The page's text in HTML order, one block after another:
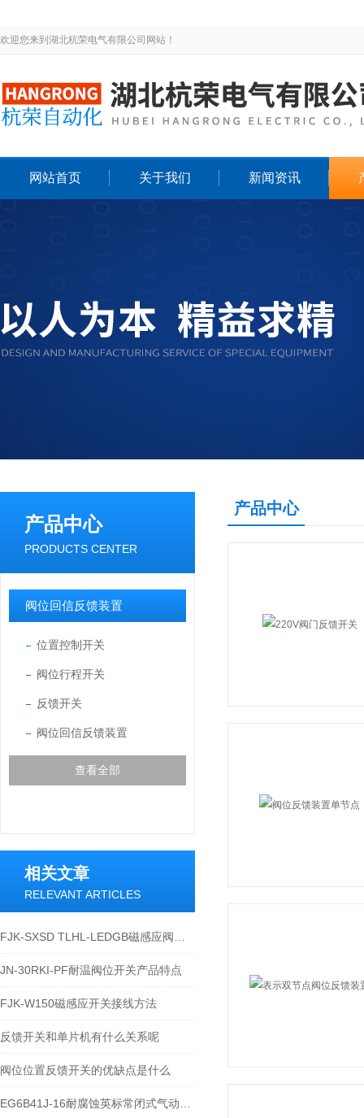
欢迎您来到湖北杭荣电气有限公司网站！
网站首页 关于我们 新闻资讯
产品中心
PRODUCTS CENTER
阀位回信反馈装置
位置控制开关
阀位行程开关
反馈开关
阀位回信反馈装置
查看全部
相关文章
RELEVANT ARTICLES
JN-30RKI-PF耐温阀位开关产品特点
FJK-W150磁感应开关接线方法
反馈开关和单片机有什么关系呢
阀位位置反馈开关的优缺点是什么
产品中心